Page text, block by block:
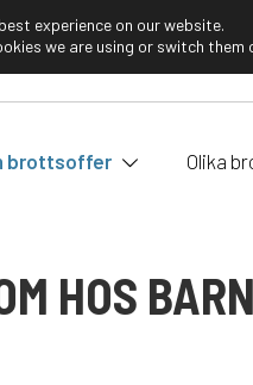
brottsoffer Olika
HOS
experience on our website.
we are using or switch them